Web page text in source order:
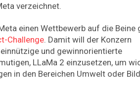
verzeichnet.
einen Wettbewerb auf die Beine
Challenge. Damit will der Konzern
und gewinnorientierte
LLaMa 2 einzusetzen, um
in den Bereichen Umwelt oder